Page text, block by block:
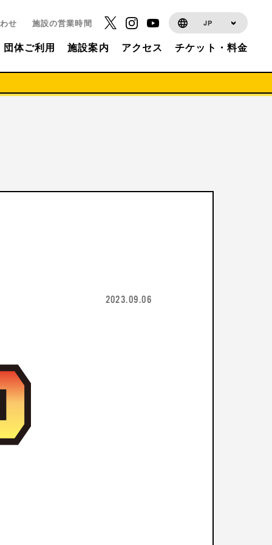
せ 施設の営業時間 JP
団体ご利用 施設案内 アクセス チケット・料金
2023.09.06